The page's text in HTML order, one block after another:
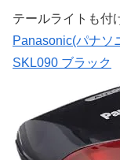
テールライトも付
Panasonic(パナソ
SKL090 ブラック